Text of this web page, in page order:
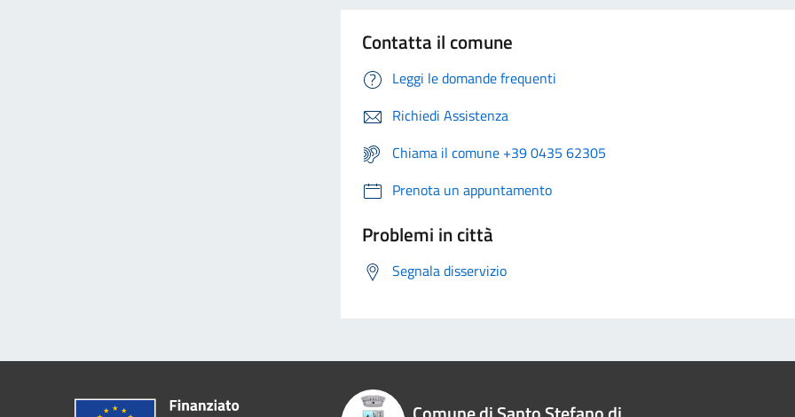
Contatta il comune
Leggi le domande frequenti
Richiedi Assistenza
Chiama il comune +39 0435 62305
Prenota un appuntamento
Problemi in città
Segnala disservizio